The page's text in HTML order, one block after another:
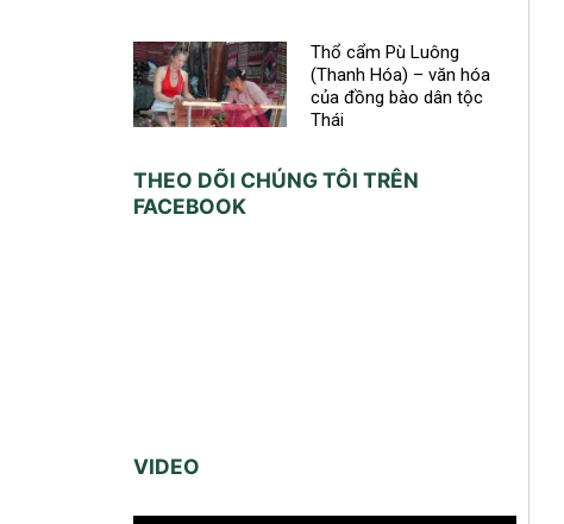
Thổ cẩm Pù Luông
(Thanh Hóa) – văn hóa
của đồng bào dân tộc
Thái
THEO DÕI CHÚNG TÔI TRÊN
FACEBOOK
VIDEO